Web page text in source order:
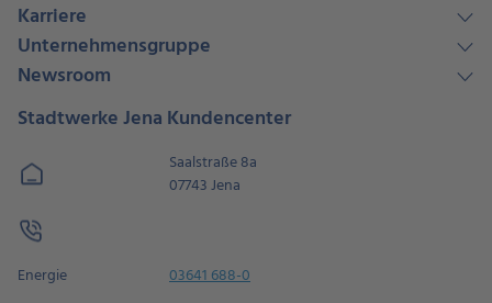
Karriere
Unternehmensgruppe
Newsroom
Stadtwerke Jena Kundencenter
Saalstraße 8a
07743 Jena
Energie
03641 688-0